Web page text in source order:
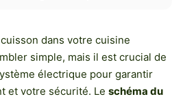
dans votre cuisine
simple, mais il est crucial de
électrique pour garantir
et votre sécurité. Le schéma du